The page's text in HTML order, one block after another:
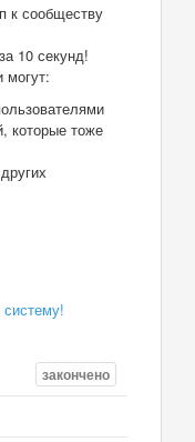
к сообществу
10 секунд!
могут:
которые тоже
закончено